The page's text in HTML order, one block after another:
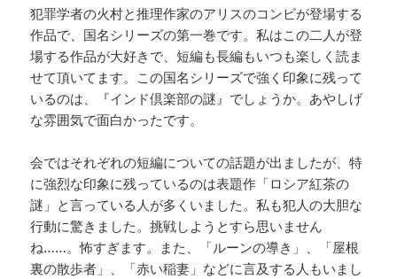
犯罪学者の火村と推理作家のアリスのコンビが登場する
作品で、国名シリーズの第一巻です。私はこの二人が登
場する作品が大好きで、短編も長編もいつも楽しく読ま
せて頂いてます。この国名シリーズで強く印象に残って
いるのは、『インド倶楽部の謎』でしょうか。あやしげ
な雰囲気で面白かったです。
会ではそれぞれの短編についての話題が出ましたが、特
に強烈な印象に残っているのは表題作「ロシア紅茶の
謎」と言っている人が多くいました。私も犯人の大胆な
行動に驚きました。挑戦しようとすら思いません
ね……。怖すぎます。また、「ルーンの導き」、「屋根
裏の散歩者」、「赤い稲妻」などに言及する人もいまし